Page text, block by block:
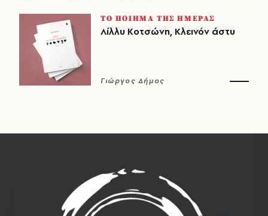
ΤΟ ΠΟΙΗΜΑ ΤΗΣ ΗΜΕΡΑΣ
Λίλλυ Κοτσώνη, Κλεινόν άστυ
Γιώργος Δήμος